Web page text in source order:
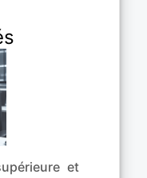
et